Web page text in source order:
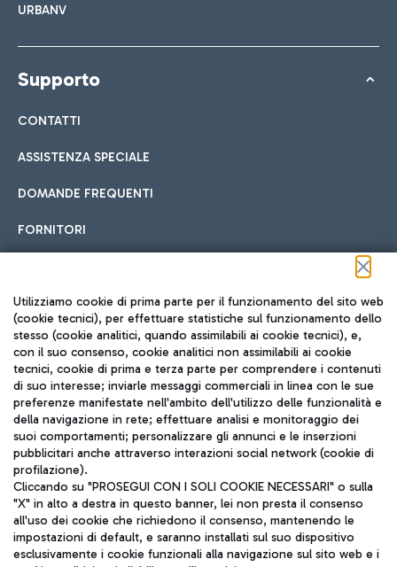
URBANV
Supporto
CONTATTI
ASSISTENZA SPECIALE
DOMANDE FREQUENTI
FORNITORI
Seguici sui social
TRAVEL JOURNAL
ITA
Utilizziamo cookie di prima parte per il funzionamento del sito web
(cookie tecnici), per effettuare statistiche sul funzionamento dello
stesso (cookie analitici, quando assimilabili ai cookie tecnici), e,
con il suo consenso, cookie analitici non assimilabili ai cookie
tecnici, cookie di prima e terza parte per comprendere i contenuti
di suo interesse; inviarle messaggi commerciali in linea con le sue
preferenze manifestate nell'ambito dell'utilizzo delle funzionalità e
della navigazione in rete; effettuare analisi e monitoraggio dei
suoi comportamenti; personalizzare gli annunci e le inserzioni
pubblicitari anche attraverso interazioni social network (cookie di
profilazione).
Cliccando su "PROSEGUI CON I SOLI COOKIE NECESSARI" o sulla
"X" in alto a destra in questo banner, lei non presta il consenso
all'uso dei cookie che richiedono il consenso, mantenendo le
impostazioni di default, e saranno installati sul suo dispositivo
esclusivamente i cookie funzionali alla navigazione sul sito web e i